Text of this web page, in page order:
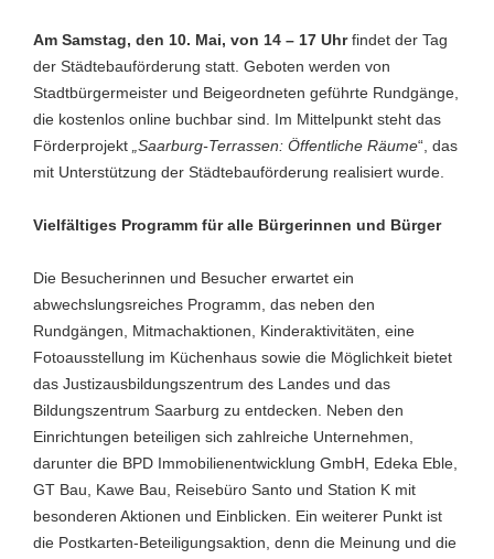
Am Samstag, den 10. Mai, von 14 – 17 Uhrfindet der Tag
der Städtebauförderung statt. Geboten werden von
Stadtbürgermeister und Beigeordneten geführte Rundgänge,
die kostenlos online buchbar sind. Im Mittelpunkt steht das
Förderprojekt „Saarburg-Terrassen: Öffentliche Räume“, das
mit Unterstützung der Städtebauförderung realisiert wurde.
Vielfältiges Programm für alle Bürgerinnen und Bürger
Die Besucherinnen und Besucher erwartet ein
abwechslungsreiches Programm, das neben den
Rundgängen, Mitmachaktionen, Kinderaktivitäten, eine
Fotoausstellung im Küchenhaus sowie die Möglichkeit bietet
das Justizausbildungszentrum des Landes und das
Bildungszentrum Saarburg zu entdecken. Neben den
Einrichtungen beteiligen sich zahlreiche Unternehmen,
darunter die BPD Immobilienentwicklung GmbH, Edeka Eble,
GT Bau, Kawe Bau, Reisebüro Santo und Station K mit
besonderen Aktionen und Einblicken. Ein weiterer Punkt ist
die Postkarten-Beteiligungsaktion, denn die Meinung und die